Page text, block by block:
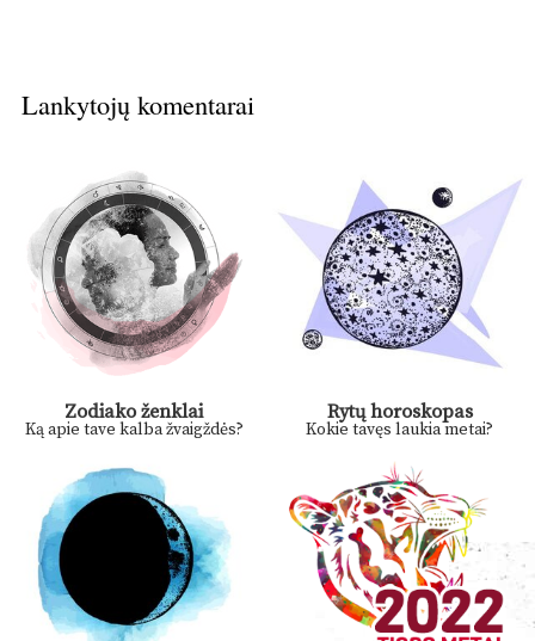
Lankytojų komentarai
Zodiako ženklai
Ką apie tave kalba žvaigždės?
Rytų horoskopas
Kokie tavęs laukia metai?